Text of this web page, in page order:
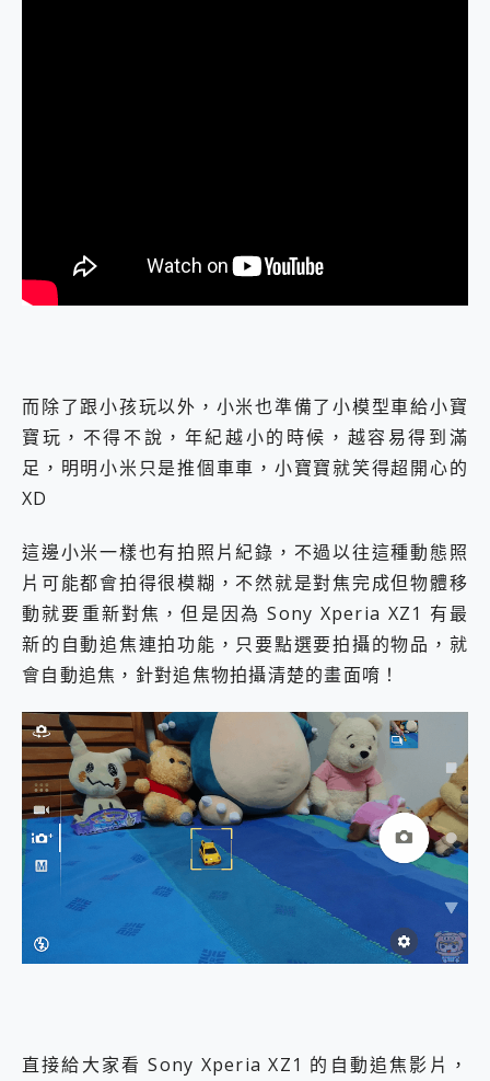
而除了跟小孩玩以外，小米也準備了小模型車給小寶
寶玩，不得不說，年紀越小的時候，越容易得到滿
足，明明小米只是推個車車，小寶寶就笑得超開心的
XD
這邊小米一樣也有拍照片紀錄，不過以往這種動態照
片可能都會拍得很模糊，不然就是對焦完成但物體移
動就要重新對焦，但是因為 Sony Xperia XZ1 有最
新的自動追焦連拍功能，只要點選要拍攝的物品，就
會自動追焦，針對追焦物拍攝清楚的畫面唷！
直接給大家看 Sony Xperia XZ1 的自動追焦影片，